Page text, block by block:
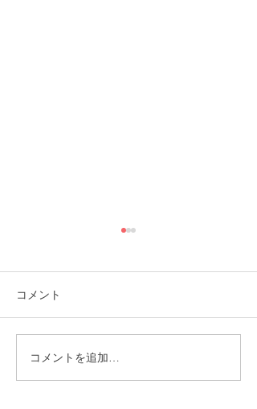
福岡市植物園「ときめき
ショップ」に出店してい
コメント
コメントを追加…